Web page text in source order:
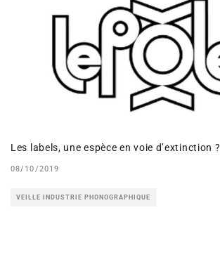
Les labels, une espèce en voie d’extinction ?
08/10/2019
VEILLE INDUSTRIE PHONOGRAPHIQUE